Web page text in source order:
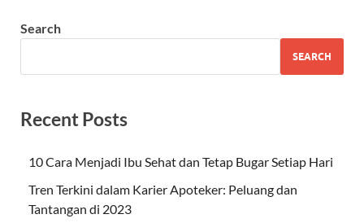
Search
SEARCH
Recent Posts
10 Cara Menjadi Ibu Sehat dan Tetap Bugar Setiap Hari
Tren Terkini dalam Karier Apoteker: Peluang dan
Tantangan di 2023